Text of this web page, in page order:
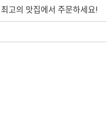
고의 맛집에서 주문하세요!